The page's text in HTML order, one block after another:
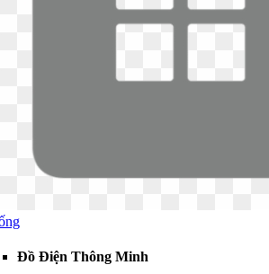
Đồ Điện Thông Minh